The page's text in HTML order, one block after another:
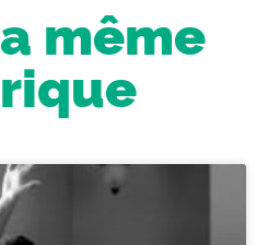
même